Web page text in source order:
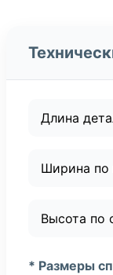
Длина
Ширина по
Высота по
* Размеры